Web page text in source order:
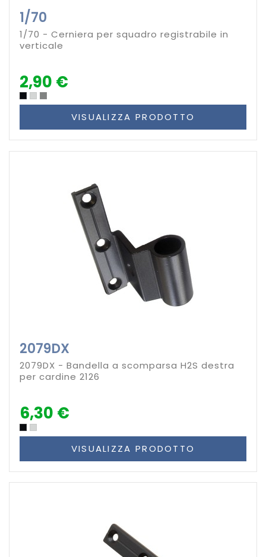
1/70
1/70 - Cerniera per squadro registrabile in
verticale
2,90 €
VISUALIZZA PRODOTTO
2079DX
2079DX - Bandella a scomparsa H2S destra
per cardine 2126
6,30 €
VISUALIZZA PRODOTTO